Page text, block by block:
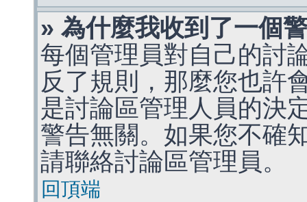
» 為什麼我收到了一個
每個管理員對自己的討
反了規則，那麼您也許
是討論區管理人員的決
警告無關。如果您不確
請聯絡討論區管理員。
回頂端